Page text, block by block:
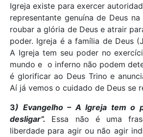
Igreja existe para exercer
representante genuína de Deus
roubar a glória de Deus e atrair
poder. Igreja é a família de Deus
A Igreja tem seu poder no
mundo e o inferno não podem
é glorificar ao Deus Trino e
Aí já vemos o cuidado de Deus se
3) Evangelho – A Igreja tem o
desligar”.
Essa não é uma
liberdade para agir ou não agir